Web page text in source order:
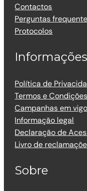
Contactos
Perguntas
Protocolos
Informações
Política de
Termos e Condições
Campanhas em
Informação legal
Declaração de
Livro de
Sobre